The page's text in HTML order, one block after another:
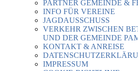
PARTNER GEMEINDE &
INFO FÜR VEREINE
JAGDAUSSCHUSS
VERKEHR ZWISCHEN
UND DER GEMEINDE
KONTAKT & ANREISE
IMPRESSUM